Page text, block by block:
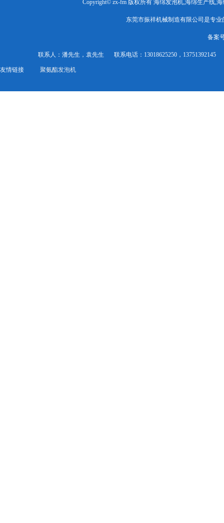
Copyright© zx-fm 版权所有 海绵发泡机,海绵生产线,
东莞市振祥机械制造有限公司是专业
备案
联系人：潘先生，袁先生 联系电话：13018625250，13751392145
友情链接 聚氨酯发泡机